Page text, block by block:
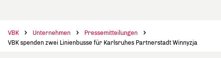
VBK Unternehmen
Pressemitteilungen
VBK spenden zwei Linienbusse für Karlsruhes Partnerstadt Winnyzja